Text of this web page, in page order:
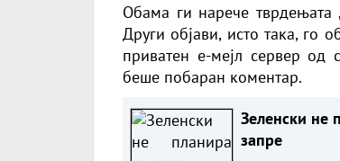
Обама ги нарече тврдењата
Други објави, исто така, го
приватен е-мејл сервер од
беше побаран коментар.
Зеленски не
запре